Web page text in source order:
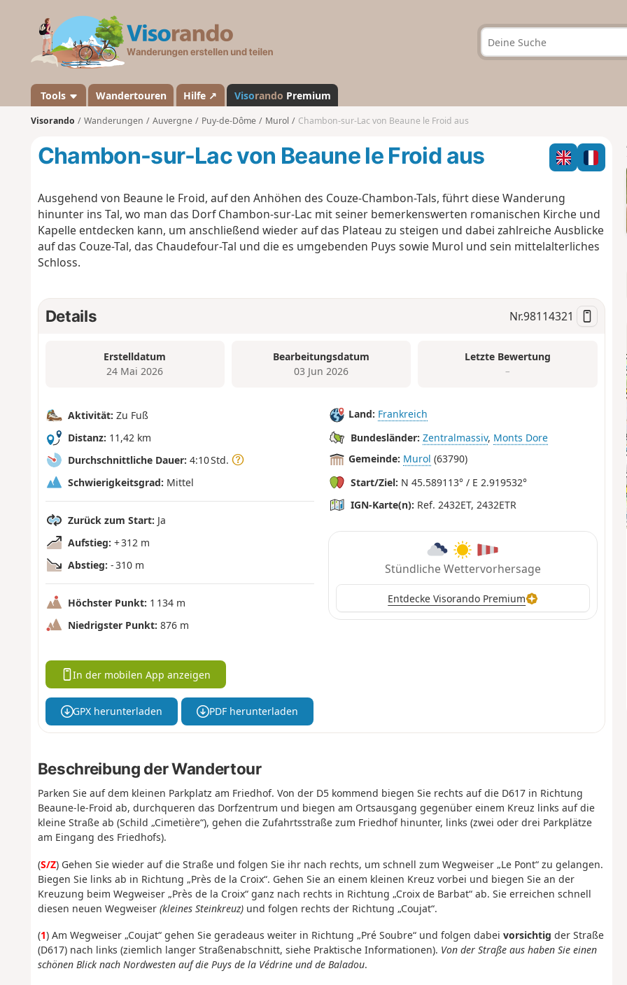
a
n
d
Tools Wandertouren Hilfe ↗ Visorando Premium
Visorando Wanderungen Auvergne Puy-de-Dôme Murol Chambon-sur-Lac von Beaune le Froid aus
Chambon-sur-Lac von Beaune le Froid aus
Ausgehend von Beaune le Froid, auf den Anhöhen des Couze-Chambon-Tals, führt diese Wanderung
hinunter ins Tal, wo man das Dorf Chambon-sur-Lac mit seiner bemerkenswerten romanischen Kirche und
Kapelle entdecken kann, um anschließend wieder auf das Plateau zu steigen und dabei zahlreiche Ausblicke
auf das Couze-Tal, das Chaudefour-Tal und die es umgebenden Puys sowie Murol und sein mittelalterliches
Schloss.
Details Nr.98114321
Erstelldatum
24 Mai 2026
Bearbeitungsdatum
03 Jun 2026
Letzte Bewertung
–
Aktivität: Zu Fuß
Distanz: 11,42 km
Durchschnittliche Dauer: 4:10 Std.
Schwierigkeitsgrad: Mittel
Zurück zum Start: Ja
Aufstieg: + 312 m
Abstieg: - 310 m
Höchster Punkt: 1 134 m
Niedrigster Punkt: 876 m
Land: Frankreich
Bundesländer: Zentralmassiv, Monts Dore
Gemeinde: Murol (63790)
Start/Ziel: N 45.589113° / E 2.919532°
IGN-Karte(n): Ref. 2432ET, 2432ETR
Stündliche Wettervorhersage
Entdecke Visorando Premium
In der mobilen App anzeigen
GPX herunterladen PDF herunterladen
Beschreibung der Wandertour
Parken Sie auf dem kleinen Parkplatz am Friedhof. Von der D5 kommend biegen Sie rechts auf die D617 in Richtung
Beaune-le-Froid ab, durchqueren das Dorfzentrum und biegen am Ortsausgang gegenüber einem Kreuz links auf die
kleine Straße ab (Schild „Cimetière“), gehen die Zufahrtsstraße zum Friedhof hinunter, links (zwei oder drei Parkplätze
am Eingang des Friedhofs).
(S/Z) Gehen Sie wieder auf die Straße und folgen Sie ihr nach rechts, um schnell zum Wegweiser „Le Pont“ zu gelangen.
Biegen Sie links ab in Richtung „Près de la Croix“. Gehen Sie an einem kleinen Kreuz vorbei und biegen Sie an der
Kreuzung beim Wegweiser „Près de la Croix“ ganz nach rechts in Richtung „Croix de Barbat“ ab. Sie erreichen schnell
diesen neuen Wegweiser (kleines Steinkreuz)und folgen rechts der Richtung „Coujat“.
(1) Am Wegweiser „Coujat“ gehen Sie geradeaus weiter in Richtung „Pré Soubre“ und folgen dabei vorsichtig der Straße
(D617) nach links (ziemlich langer Straßenabschnitt, siehe Praktische Informationen). Von der Straße aus haben Sie einen
schönen Blick nach Nordwesten auf die Puys de la Védrine und de Baladou.